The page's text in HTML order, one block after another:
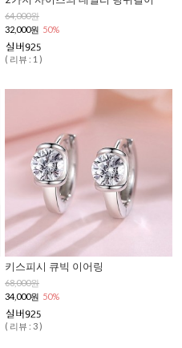
64,000원
32,000원 50%
( 리뷰 : 1 )
키스피시 큐빅 이어링
68,000원
34,000원 50%
( 리뷰 : 3 )